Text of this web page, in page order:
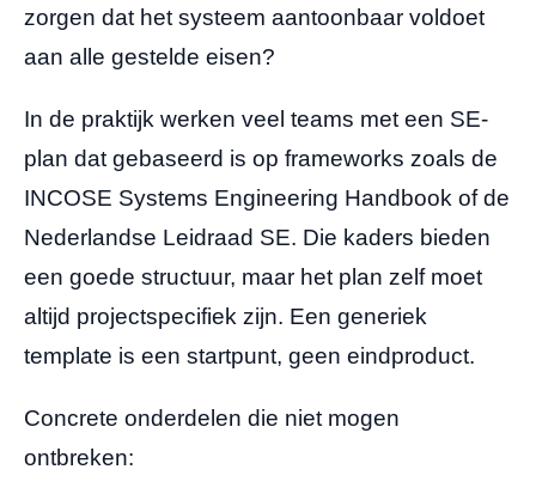
zorgen dat het systeem aantoonbaar voldoet
aan alle gestelde eisen?
In de praktijk werken veel teams met een SE-
plan dat gebaseerd is op frameworks zoals de
INCOSE Systems Engineering Handbook of de
Nederlandse Leidraad SE. Die kaders bieden
een goede structuur, maar het plan zelf moet
altijd projectspecifiek zijn. Een generiek
template is een startpunt, geen eindproduct.
Concrete onderdelen die niet mogen
ontbreken: